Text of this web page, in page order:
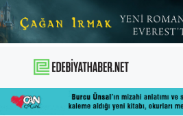
İçeriğe
atla